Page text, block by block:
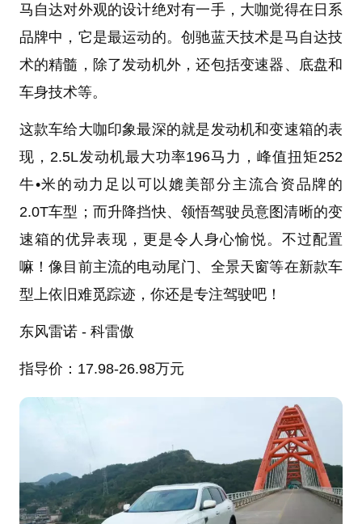
马自达对外观的设计绝对有一手，大咖觉得在日系
品牌中，它是最运动的。创驰蓝天技术是马自达技
术的精髓，除了发动机外，还包括变速器、底盘和
车身技术等。
这款车给大咖印象最深的就是发动机和变速箱的表
现，2.5L发动机最大功率196马力，峰值扭矩252
牛•米的动力足以可以媲美部分主流合资品牌的
2.0T车型；而升降挡快、领悟驾驶员意图清晰的变
速箱的优异表现，更是令人身心愉悦。不过配置
嘛！像目前主流的电动尾门、全景天窗等在新款车
型上依旧难觅踪迹，你还是专注驾驶吧！
东风雷诺 - 科雷傲
指导价：17.98-26.98万元